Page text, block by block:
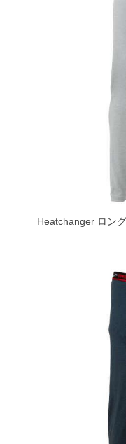
境（コンピュ
い、店舗から
。そのような
て頂きますの
円以上の品
ひもが付いて
す。予めご了
Heatchanger ロン